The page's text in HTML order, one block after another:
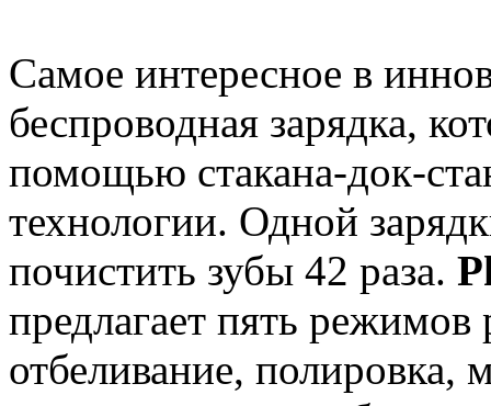
Самое интересное в
беспроводная зарядка,
помощью стакана-док-
технологии. Одной
почистить зубы 42 раза.
предлагает пять
отбеливание, полировка,